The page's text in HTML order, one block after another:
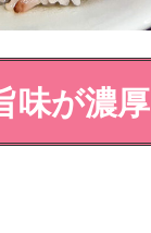
味が濃厚